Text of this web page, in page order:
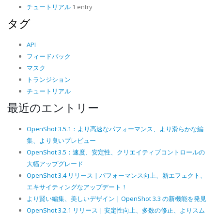
チュートリアル 1 entry
タグ
API
フィードバック
マスク
トランジション
チュートリアル
最近のエントリー
OpenShot 3.5.1：より高速なパフォーマンス、より滑らかな編
集、より良いプレビュー
OpenShot 3.5：速度、安定性、クリエイティブコントロールの
大幅アップグレード
OpenShot 3.4 リリース | パフォーマンス向上、新エフェクト、
エキサイティングなアップデート！
より賢い編集、美しいデザイン | OpenShot 3.3 の新機能を発見
OpenShot 3.2.1 リリース | 安定性向上、多数の修正、よりスム